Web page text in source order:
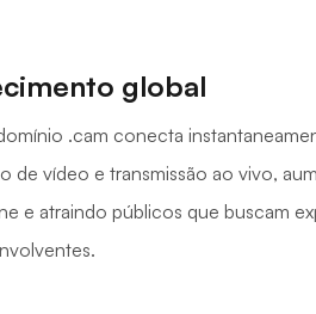
global
.cam conecta
de vídeo e transmissão ao vivo,
e atraindo públicos que buscam